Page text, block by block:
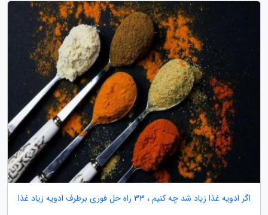
اگر ادویه غذا زیاد شد چه کنیم ، 33 راه حل فوری برطرف ادویه زیاد غذا